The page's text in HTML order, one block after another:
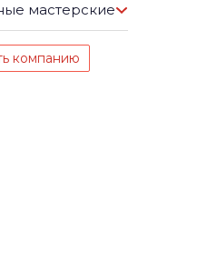
мастерские
компанию